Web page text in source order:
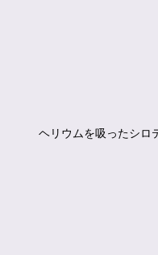
ヘリウムを吸ったシロ